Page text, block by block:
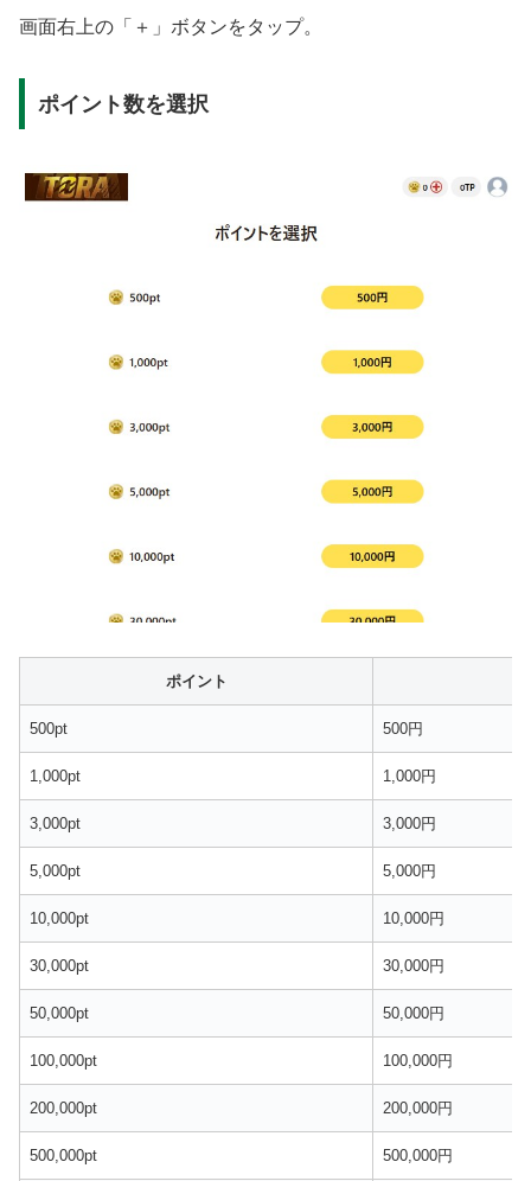
画面右上の「＋」ボタンをタップ。
ポイント数を選択
ポイント
500pt 500円
1,000pt 1,000円
3,000pt 3,000円
5,000pt 5,000円
10,000pt 10,000円
30,000pt 30,000円
50,000pt 50,000円
100,000pt 100,000円
200,000pt 200,000円
500,000pt 500,000円